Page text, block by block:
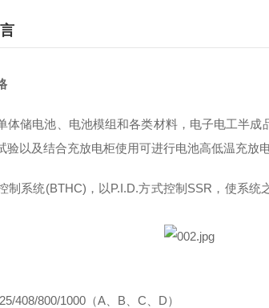
体储电池、电池模组和各类材料，电子电工半成
以及结合充放电柜使用可进行电池高低温充放电
制系统(BTHC)，以P.I.D.方式控制SSR，使系
408/800/1000（A、B、C、D）